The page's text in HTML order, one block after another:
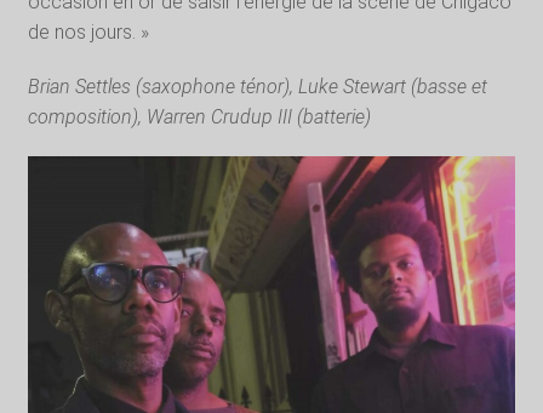
de nos jours. »
Brian Settles (saxophone ténor), Luke Stewart (basse et
composition), Warren Crudup III (batterie)